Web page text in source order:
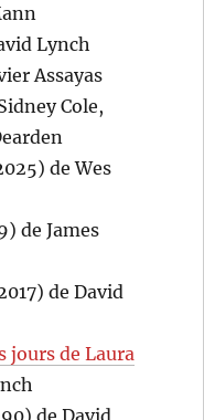
Lynch
Assayas
Cole,
de Wes
de James
de David
jours de Laura
de David